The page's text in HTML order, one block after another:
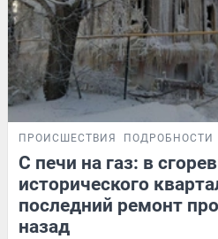
ПРОИСШЕСТВИЯ ПОДРОБНОСТИ
С печи на газ: в
исторического
последний ремонт
назад